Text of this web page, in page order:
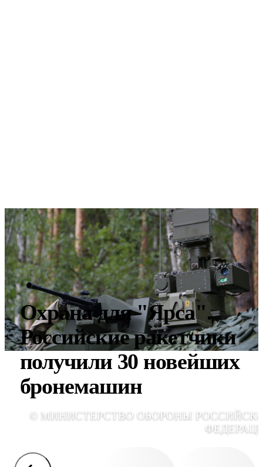
Охрана для "Ярса".
Российские ракетчики
получили 30 новейших
бронемашин
© МИНИСТЕРСТВО ОБОРОНЫ